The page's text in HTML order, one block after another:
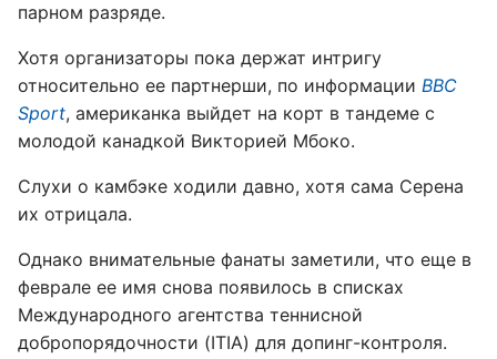
парном разряде.
Хотя организаторы пока держат интригу
относительно ее партнерши, по информации BBC
Sport, американка выйдет на корт в тандеме с
молодой канадкой Викторией Мбоко.
Слухи о камбэке ходили давно, хотя сама Серена
их отрицала.
Однако внимательные фанаты заметили, что еще в
феврале ее имя снова появилось в списках
Международного агентства теннисной
добропорядочности (ITIA) для допинг-контроля.